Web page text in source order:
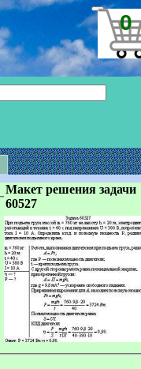
0
Макет решения задачи
60527